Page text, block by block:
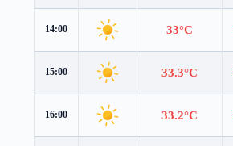
14:00 33°C
15:00 33.3°C
16:00 33.2°C